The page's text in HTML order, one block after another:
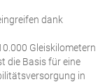
dank
Gleiskilometern
die Basis für eine
in